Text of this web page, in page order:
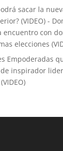
sacar la
(VIDEO) -
encuentro con
elecciones
Empoderadas
inspirador